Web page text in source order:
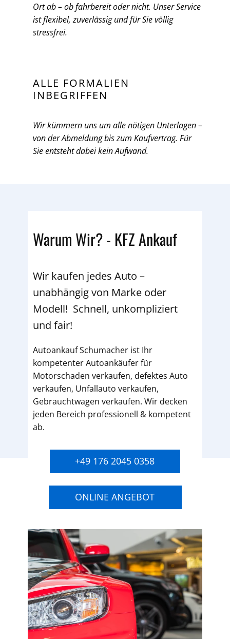
Ort ab – ob fahrbereit oder nicht. Unser Service
ist flexibel, zuverlässig und für Sie völlig
stressfrei.
ALLE FORMALIEN
INBEGRIFFEN
Wir kümmern uns um alle nötigen Unterlagen –
von der Abmeldung bis zum Kaufvertrag. Für
Sie entsteht dabei kein Aufwand.
Warum Wir? - KFZ Ankauf
Wir kaufen jedes Auto –
unabhängig von Marke oder
Modell! Schnell, unkompliziert
und fair!
Autoankauf Schumacher ist Ihr
kompetenter Autoankäufer für
Motorschaden verkaufen, defektes Auto
verkaufen, Unfallauto verkaufen,
Gebrauchtwagen verkaufen. Wir decken
jeden Bereich professionell & kompetent
ab.
+49 176 2045 0358
ONLINE ANGEBOT